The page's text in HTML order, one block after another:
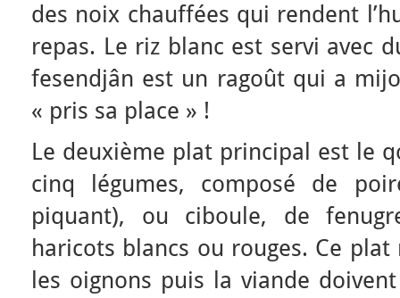
des noix chauffées qui rendent
repas. Le riz blanc est servi avec
fesendjân est un ragoût qui a
« pris sa place » !
Le deuxième plat principal est le
cinq légumes, composé de
piquant), ou ciboule, de
haricots blancs ou rouges. Ce
les oignons puis la viande